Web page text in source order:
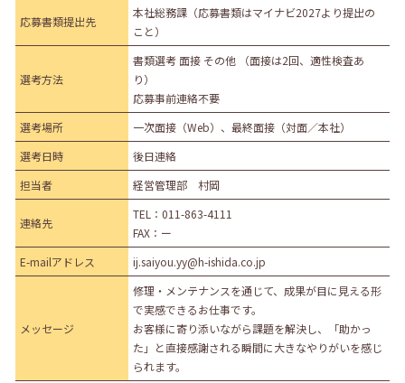
応募書類提出先
本社総務課（応募書類はマイナビ2027より提出の
こと）
選考方法
書類選考 面接 その他 （面接は2回、適性検査あ
り）
応募事前連絡不要
選考場所
一次面接（Web）、最終面接（対面／本社）
選考日時
後日連絡
担当者
経営管理部 村岡
連絡先
TEL： 011-863-4111
FAX：ー
E-mailアドレス
ij.saiyou.yy@h-ishida.co.jp
メッセージ
修理・メンテナンスを通じて、成果が目に見える形
で実感できるお仕事です。
お客様に寄り添いながら課題を解決し、「助かっ
た」と直接感謝される瞬間に大きなやりがいを感じ
られます。